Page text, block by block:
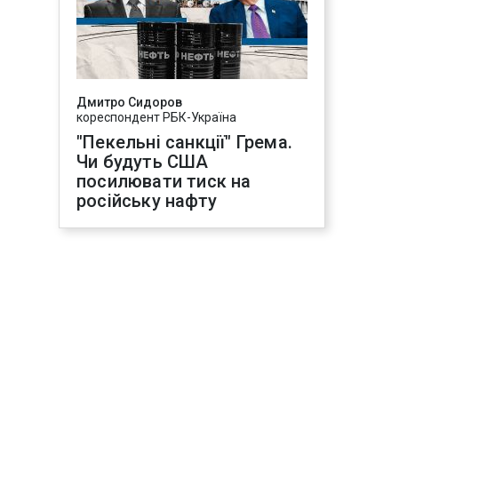
Дмитро Сидоров
кореспондент РБК-Україна
"Пекельні санкції" Грема.
Чи будуть США
посилювати тиск на
російську нафту